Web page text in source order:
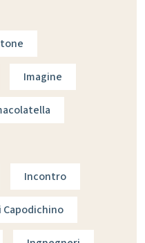
Imagine
Incontro